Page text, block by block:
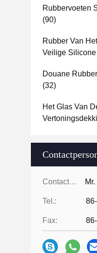
Rubbervoeten
(90)
Rubber Van
Veilige Silicone
Douane
(32)
Het Glas Van
Contactpersonen:
Tel.:
Fax: